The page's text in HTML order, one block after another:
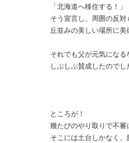
「北海道へ移住する！」
そう宣言し、周囲の反対
丘並みの美しい場所に美
それでも父が元気になる
しぶしぶ賛成したのでし
ところが！
幾たびのやり取りで不審
そこには土台しかなく、